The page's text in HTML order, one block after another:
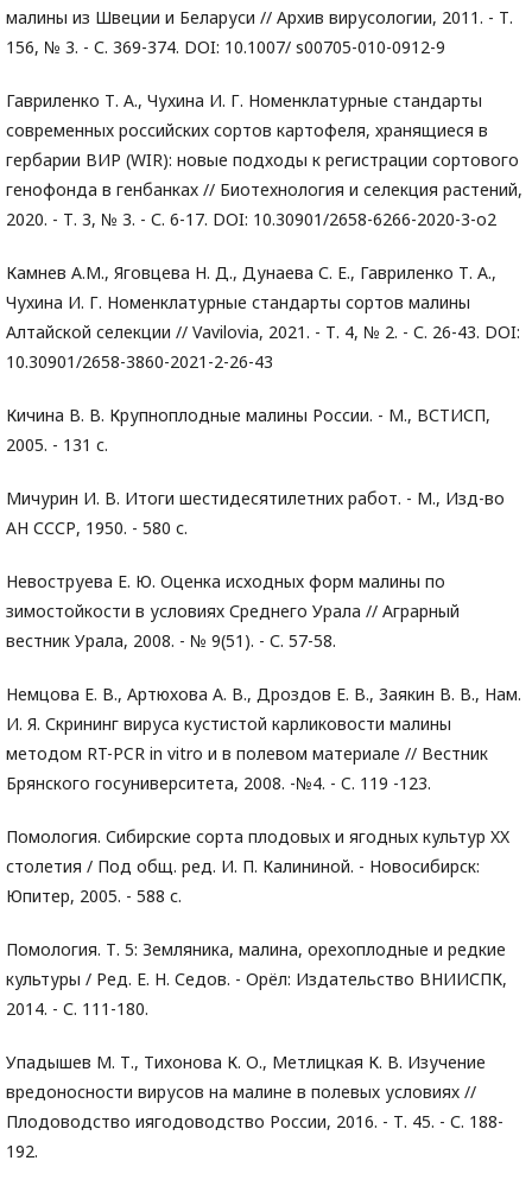
малины из Швеции и Беларуси // Архив вирусологии, 2011. - Т.
156, № 3. - С. 369-374. DOI: 10.1007/ s00705-010-0912-9
Гавриленко Т. А., Чухина И. Г. Номенклатурные стандарты
современных российских сортов картофеля, хранящиеся в
гербарии ВИР (WIR): новые подходы к регистрации сортового
генофонда в генбанках // Биотехнология и селекция растений,
2020. - Т. 3, № 3. - С. 6-17. DOI: 10.30901/2658-6266-2020-3-o2
Камнев А.М., Яговцева Н. Д., Дунаева С. Е., Гавриленко Т. А.,
Чухина И. Г. Номенклатурные стандарты сортов малины
Алтайской селекции // Vavilovia, 2021. - Т. 4, № 2. - С. 26-43. DOI:
10.30901/2658-3860-2021-2-26-43
Кичина В. В. Крупноплодные малины России. - М., ВСТИСП,
2005. - 131 с.
Мичурин И. В. Итоги шестидесятилетних работ. - М., Изд-во
АН СССР, 1950. - 580 с.
Невоструева Е. Ю. Оценка исходных форм малины по
зимостойкости в условиях Среднего Урала // Аграрный
вестник Урала, 2008. - № 9(51). - С. 57-58.
Немцова Е. В., Артюхова А. В., Дроздов Е. В., 3аякин В. В., Нам.
И. Я. Скрининг вируса кустистой карликовости малины
методом RT-PCR in vitro и в полевом материале // Вестник
Брянского госуниверситета, 2008. -№4. - C. 119 -123.
Помология. Сибирские сорта плодовых и ягодных культур XX
столетия / Под общ. ред. И. П. Калининой. - Новосибирск:
Юпитер, 2005. - 588 с.
Помология. Т. 5: Земляника, малина, орехоплодные и редкие
культуры / Ред. Е. Н. Седов. - Орёл: Издательство ВНИИСПК,
2014. - С. 111-180.
Упадышев М. Т., Тихонова К. О., Метлицкая К. В. Изучение
вредоносности вирусов на малине в полевых условиях //
Плодоводство иягодоводство России, 2016. - Т. 45. - С. 188-
192.